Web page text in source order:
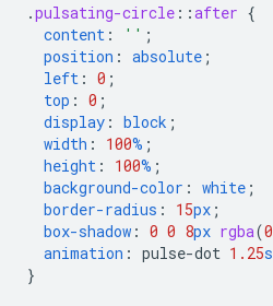
.pulsating-circle ::after {
content : '' ;
position : absolute ;
left : 0 ;
top : 0 ;
display : block ;
width : 100% ;
height : 100% ;
background-color : white ;
border-radius : 15px ;
box-shadow : 0 0 8px rgba(0
animation : pulse-dot 1.25s
}